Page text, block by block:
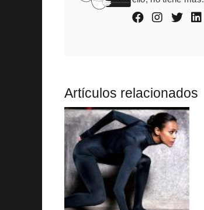
Artículos relacionados